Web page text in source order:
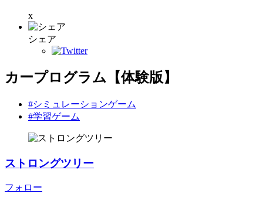
x
シェア
カープログラム【体験版】
#シミュレーションゲーム
#学習ゲーム
ストロングツリー
フォロー